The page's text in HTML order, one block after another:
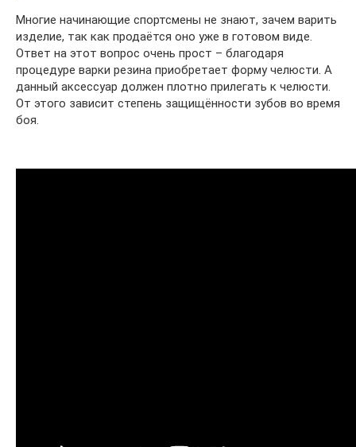
Многие начинающие спортсмены не знают, зачем варить
изделие, так как продаётся оно уже в готовом виде.
Ответ на этот вопрос очень прост – благодаря
процедуре варки резина приобретает форму челюсти. А
данный аксессуар должен плотно прилегать к челюсти.
От этого зависит степень защищённости зубов во время
боя.